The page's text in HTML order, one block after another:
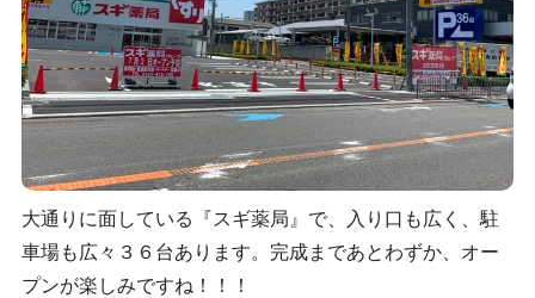
大通りに面している『スギ薬局』で、入り口も広く、駐
車場も広々３６台あります。完成まであとわずか、オー
プンが楽しみですね！！！